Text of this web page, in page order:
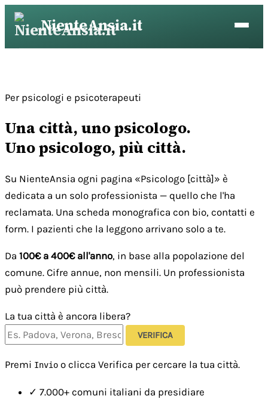
Vai
contenuto
NienteAnsia.it
Per psicologi e psicoterapeuti
Una città, uno psicologo.
Uno psicologo, più città.
Su NienteAnsia ogni pagina «Psicologo [città]» è
dedicata a un solo professionista — quello che l'ha
reclamata. Una scheda monografica con bio, contatti e
form. I pazienti che la leggono arrivano solo a te.
Da 100€ a 400€ all'anno, in base alla popolazione del
comune. Cifre annue, non mensili. Un professionista
può prendere più città.
La tua città è ancora libera?
VERIFICA
Premi Invio o clicca Verifica per cercare la tua città.
✓ 7.000+ comuni italiani da presidiare